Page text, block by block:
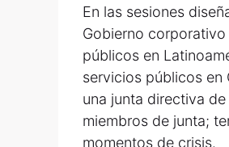
En las sesiones
Gobierno
públicos en
servicios públicos en
una junta directiva
miembros de junta;
momentos de crisis.